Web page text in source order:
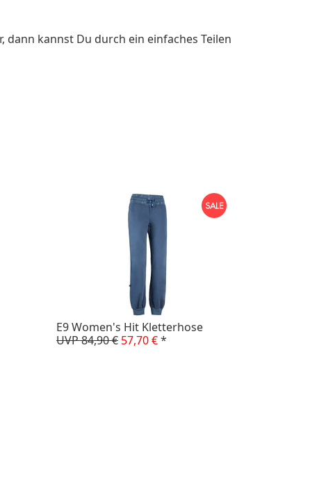
kannst Du durch ein einfaches Teilen
E9 Women's Hit Kletterhose
UVP 84,90 € 57,70 €*